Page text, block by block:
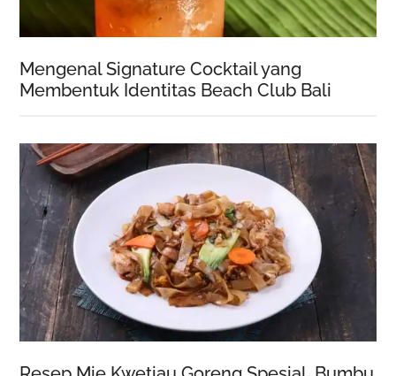
Mengenal Signature Cocktail yang
Membentuk Identitas Beach Club Bali